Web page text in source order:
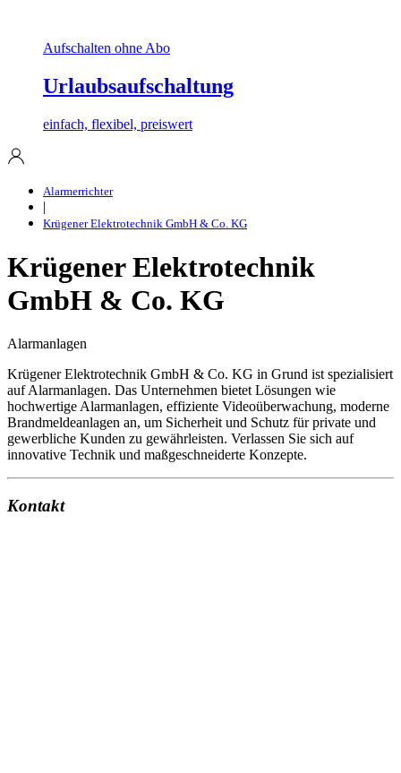
Aufschalten ohne Abo
Urlaubsaufschaltung
einfach, flexibel, preiswert
Alarmerrichter
|
Krügener Elektrotechnik GmbH & Co. KG
Krügener Elektrotechnik
GmbH & Co. KG
Alarmanlagen
Krügener Elektrotechnik GmbH & Co. KG in Grund ist spezialisiert
auf Alarmanlagen. Das Unternehmen bietet Lösungen wie
hochwertige Alarmanlagen, effiziente Videoüberwachung, moderne
Brandmeldeanlagen an, um Sicherheit und Schutz für private und
gewerbliche Kunden zu gewährleisten. Verlassen Sie sich auf
innovative Technik und maßgeschneiderte Konzepte.
Kontakt